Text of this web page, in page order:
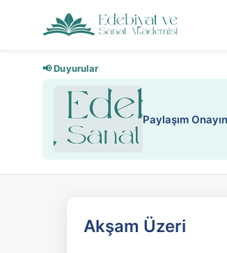
📢 Duyurular
Nadir içeriklere
Akşam Üzeri